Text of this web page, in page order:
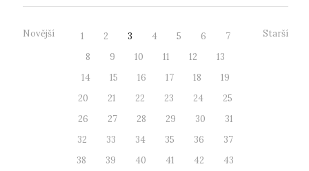
Novější 1 2 3 4 5 6
7
8
9 10 11 12
13
14
15 16 17 18
19
20
21 22 23 24
25
26
27 28 29 30
31
32
33 34 35 36
37
38
39 40 41 42 43
Starší